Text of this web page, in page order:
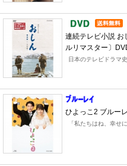
連続テレビ小説 お
ルリマスター〕
日本のテレビドラマ
ひよっこ2 ブルー
「私たちはね、幸